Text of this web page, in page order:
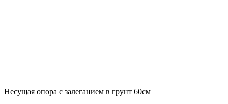
Несущая опора с залеганием в грунт 60см